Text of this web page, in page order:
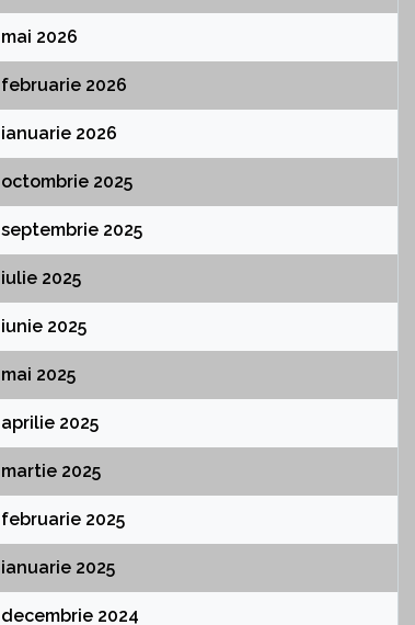
mai 2026
februarie 2026
ianuarie 2026
octombrie 2025
septembrie 2025
iulie 2025
iunie 2025
mai 2025
aprilie 2025
martie 2025
februarie 2025
ianuarie 2025
decembrie 2024